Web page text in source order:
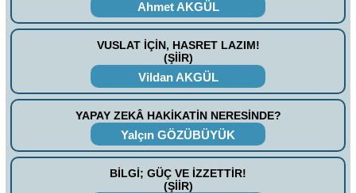
Ahmet AKGÜL
VUSLAT İÇİN, HASRET LAZIM!
(ŞİİR)
Vildan AKGÜL
YAPAY ZEKÂ HAKİKATİN NERESİNDE?
Yalçın GÖZÜBÜYÜK
BİLGİ; GÜÇ VE İZZETTİR!
(ŞİİR)